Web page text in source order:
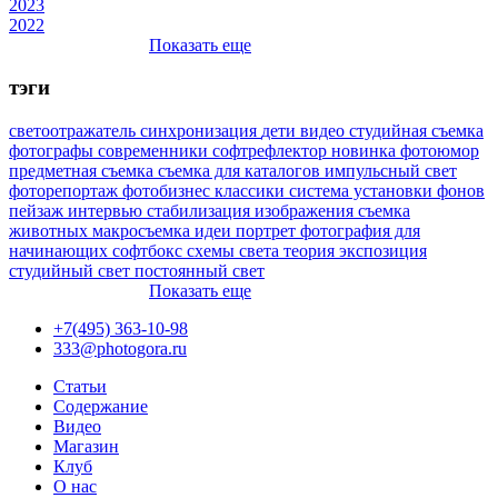
2023
2022
Показать еще
тэги
светоотражатель синхронизация дети видео студийная съемка
фотографы современники софтрефлектор новинка фотоюмор
предметная съемка съемка для каталогов импульсный свет
фоторепортаж фотобизнес классики система установки фонов
пейзаж интервью стабилизация изображения съемка
животных макросъемка идеи портрет фотография для
начинающих софтбокс схемы света теория экспозиция
студийный свет постоянный свет
Показать еще
+7(495) 363-10-98
333@photogora.ru
Статьи
Содержание
Видео
Магазин
Клуб
О нас